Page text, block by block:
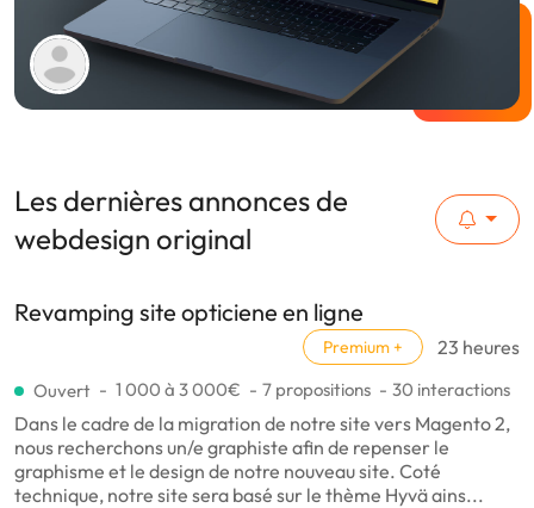
Les dernières annonces de
webdesign original
Revamping site opticiene en ligne
Premium + 23 heures
Ouvert 1 000 à 3 000€ 7 propositions 30 interactions
Dans le cadre de la migration de notre site vers Magento 2,
nous recherchons un/e graphiste afin de repenser le
graphisme et le design de notre nouveau site. Coté
technique, notre site sera basé sur le thème Hyvä ains...